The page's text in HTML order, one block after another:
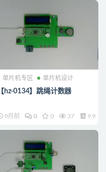
单片机专区 单片机设计
【hz-0134】跳绳计数器
9月前 0 0 37 9.9